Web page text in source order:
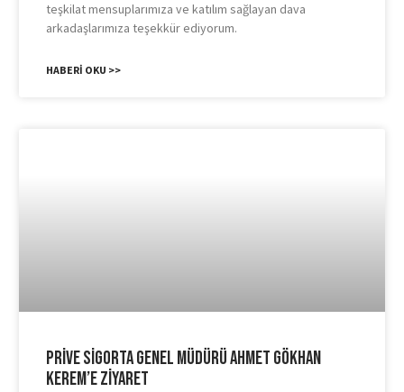
teşkilat mensuplarımıza ve katılım sağlayan dava
arkadaşlarımıza teşekkür ediyorum.
HABERI OKU >>
Prive Sigorta Genel Müdürü Ahmet Gökhan
Kerem’e Ziyaret